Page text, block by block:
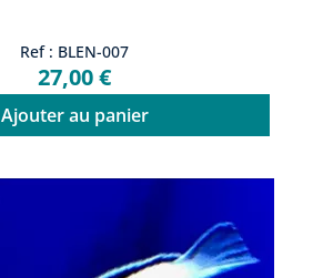
Ref : BLEN-007
27,00 €
Ajouter au panier